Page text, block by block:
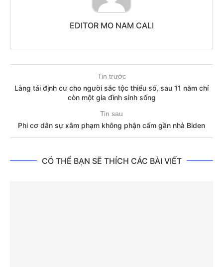
EDITOR MO NAM CALI
Tin trước
Làng tái định cư cho người sắc tộc thiểu số, sau 11 năm chỉ
còn một gia đình sinh sống
Tin sau
Phi cơ dân sự xâm phạm không phận cấm gần nhà Biden
CÓ THỂ BẠN SẼ THÍCH CÁC BÀI VIẾT